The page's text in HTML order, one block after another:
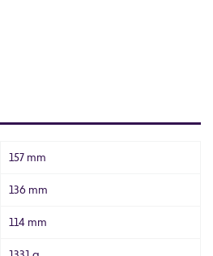
157 mm
136 mm
114 mm